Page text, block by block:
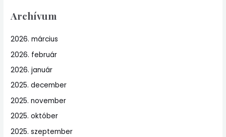
Archívum
2026. március
2026. február
2026. január
2025. december
2025. november
2025. október
2025. szeptember